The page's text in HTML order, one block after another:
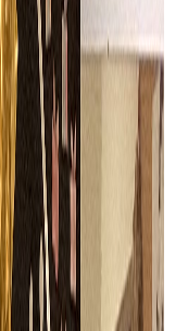
ことは心強いです